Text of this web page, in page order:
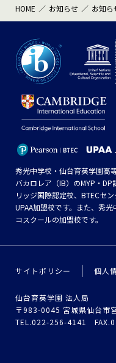
HOME お知らせ お知ら
秀光中学校・仙台育英学園高
バカロレア（IB）のMYP・DP
リッジ国際認定校、BTECセン
UPAA加盟校です。また、秀光
コスクールの加盟校です。
サイトポリシー 個人
仙台育英学園 法人局
〒983-0045 宮城県仙台市
TEL.022-256-4141